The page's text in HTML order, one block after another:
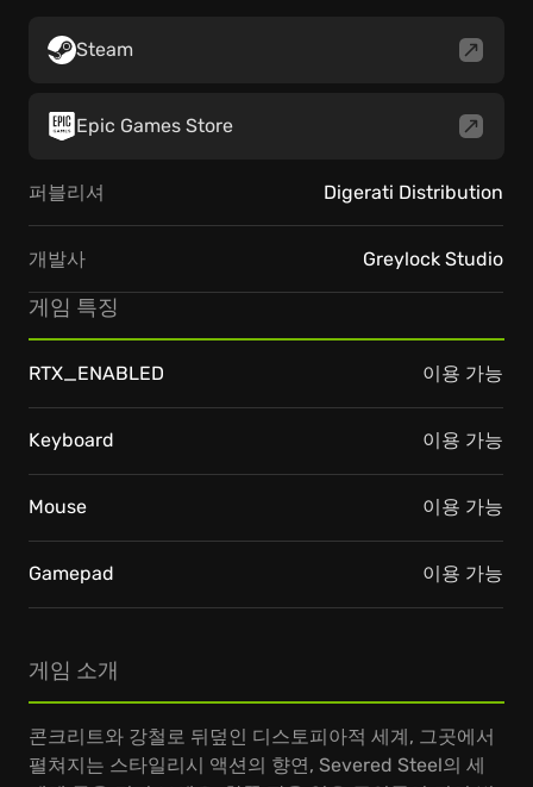
게임 소개
콘크리트와 강철로 뒤덮인 디스토피아적 세계, 그곳에서
펼쳐지는 스타일리시 액션의 향연, Severed Steel의 세
Steam
Epic Games Store
퍼블리셔 Digerati Distribution
개발사 Greylock Studio
게임 특징
RTX_ENABLED 이용 가능
Keyboard 이용 가능
Mouse 이용 가능
Gamepad 이용 가능